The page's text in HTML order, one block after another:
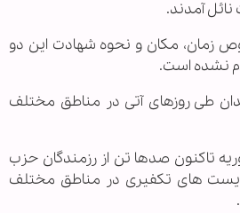
آمدند.
زمان، مکان و نحوه شهادت این دو
نشده است.
طی روزهای آتی در مناطق مختلف
تاکنون صدها تن از رزمندگان حزب
های تکفیری در مناطق مختلف